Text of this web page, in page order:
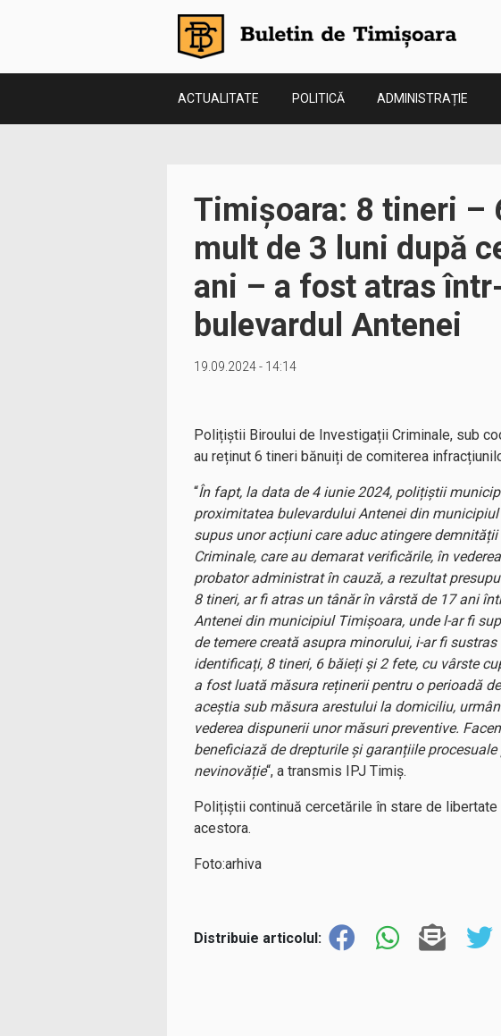
ACTUALITATE POLITICĂ ADMINISTRAȚIE
Timișoara: 8 tineri –
mult de 3 luni după
ani – a fost atras
bulevardul Antenei
19.09.2024 - 14:14
Polițiștii Biroului de Investigații Criminale, sub
au reținut 6 tineri bănuiți de comiterea
“În fapt, la data de 4 iunie 2024, polițiștii
proximitatea bulevardului Antenei din
supus unor acțiuni care aduc atingere
Criminale, care au demarat verificările, în
probator administrat în cauză, a rezultat
8 tineri, ar fi atras un tânăr în vârstă de 17 ani
Antenei din municipiul Timișoara, unde l-ar fi
de temere creată asupra minorului, i-ar fi
identificați, 8 tineri, 6 băieți și 2 fete, cu vârste
a fost luată măsura reținerii pentru o perioadă
aceștia sub măsura arestului la domiciliu,
vederea dispunerii unor măsuri preventive.
beneficiază de drepturile și garanțiile
nevinovăție“, a transmis IPJ Timiș.
Polițiștii continuă cercetările în stare de
acestora.
Foto:arhiva
Distribuie articolul: